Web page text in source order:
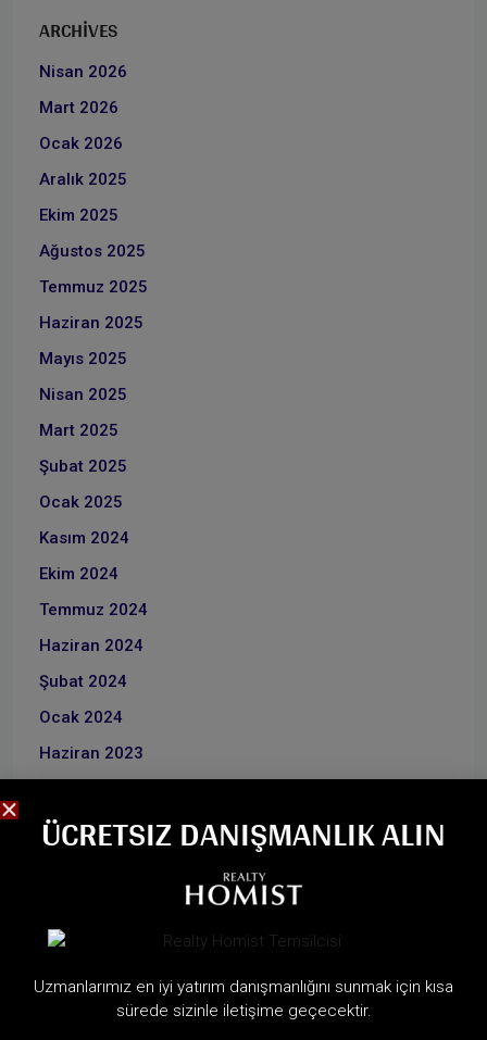
ARCHIVES
Nisan 2026
Mart 2026
Ocak 2026
Aralık 2025
Ekim 2025
Ağustos 2025
Temmuz 2025
Haziran 2025
Mayıs 2025
Nisan 2025
Mart 2025
Şubat 2025
Ocak 2025
Kasım 2024
Ekim 2024
Temmuz 2024
Haziran 2024
Şubat 2024
Ocak 2024
Haziran 2023
Geliştiriciler Hakkında
Dubai Emlak Haberleri
ÜCRETSIZ DANIŞMANLIK ALIN
Uzmanlarımız en iyi yatırım danışmanlığını sunmak için kısa
sürede sizinle iletişime geçecektir.